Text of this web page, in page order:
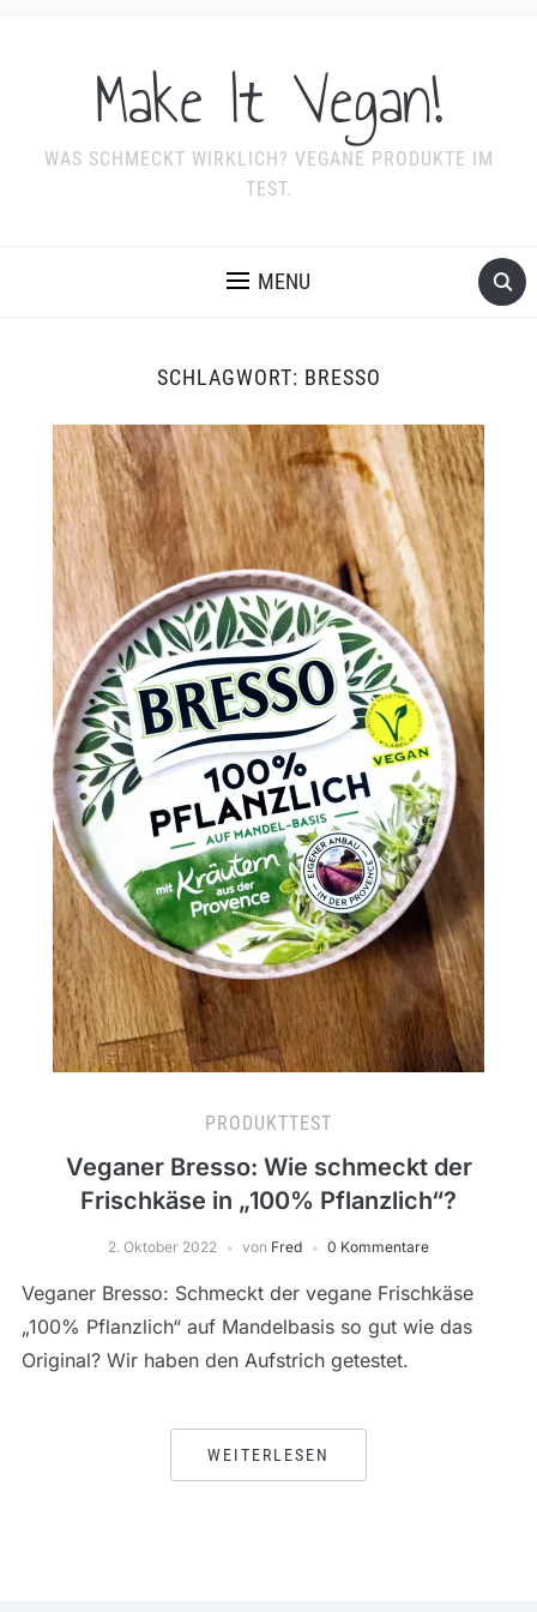
Make It Vegan!
WAS SCHMECKT WIRKLICH? VEGANE PRODUKTE IM
TEST.
MENU
SCHLAGWORT: BRESSO
PRODUKTTEST
Veganer Bresso: Wie schmeckt der
Frischkäse in „100% Pflanzlich“?
2. Oktober 2022 von Fred 0 Kommentare
Veganer Bresso: Schmeckt der vegane Frischkäse
„100% Pflanzlich“ auf Mandelbasis so gut wie das
Original? Wir haben den Aufstrich getestet.
WEITERLESEN